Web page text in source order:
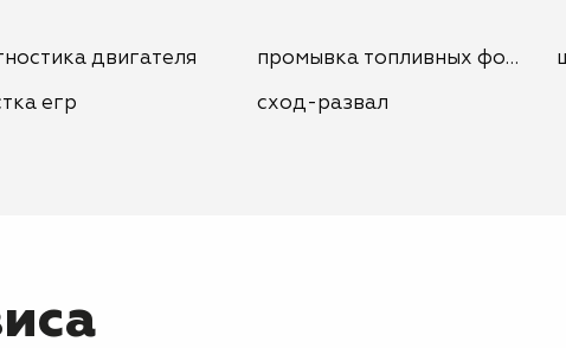
двигателя
егр
промывка топливных
сход-развал